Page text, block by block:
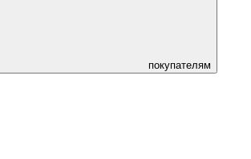
покупателям